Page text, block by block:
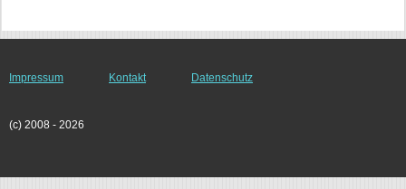
Impressum Kontakt Datenschutz
(c) 2008 - 2026